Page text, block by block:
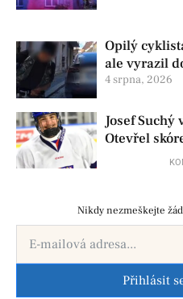
Opilý
ale vyrazil
auta
4 srpna, 2026
Josef
Otevřel
Hlinka
Nikdy nezmeškejte
Přihlásit